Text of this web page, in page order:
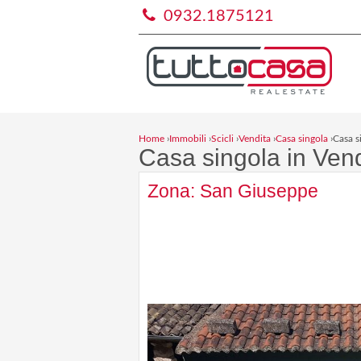
0932.1875121
Home ›Immobili ›Scicli ›Vendita ›Casa singola ›Casa
Casa singola in
Zona: San Giuseppe